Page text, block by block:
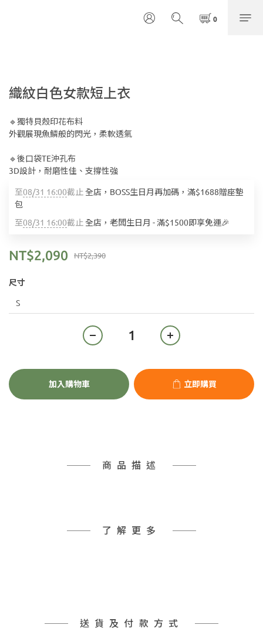
織紋白色女款短上衣
🔹獨特貝殼印花布料
外觀展現魚鱗般的閃光，柔軟透氣
🔹後口袋TE沖孔布
3D設計，耐磨性佳、支撐性強
至08/31 16:00截止全店，BOSS生日月再加碼，滿$1688贈座墊
包
至08/31 16:00截止全店，老闆生日月 - 滿$1500即享免運🎉
NT$2,390
NT$2,090
尺寸
加入購物車 立即購買
商品描述
了解更多
送貨及付款方式